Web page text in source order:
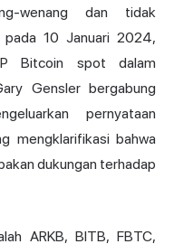
wenang dan tidak
pada 10 Januari 2024,
Bitcoin spot dalam
Gensler bergabung
pernyataan
mengklarifikasi bahwa
dukungan terhadap
ARKB, BITB, FBTC,